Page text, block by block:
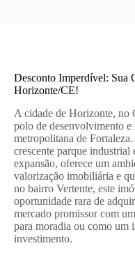
Desconto Imperdível: Sua
Horizonte/CE!
A cidade de Horizonte, no
polo de desenvolvimento
metropolitana de
crescente parque industrial
expansão, oferece um
valorização imobiliária e
no bairro Vertente, este
oportunidade rara de
mercado promissor com
para moradia ou como um
investimento.